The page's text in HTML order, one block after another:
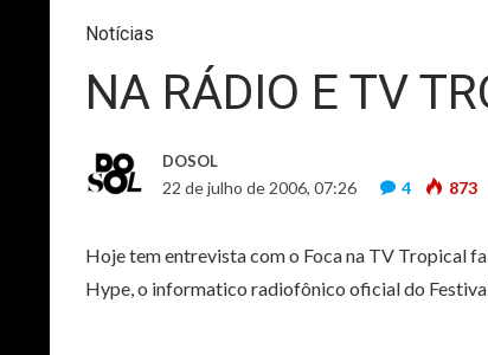
Notícias
NA RÁDIO E TV
DOSOL
22 de julho de 2006, 07:26 4 873
Hoje tem entrevista com o Foca na TV Tropical
Hype, o informatico radiofônico oficial do